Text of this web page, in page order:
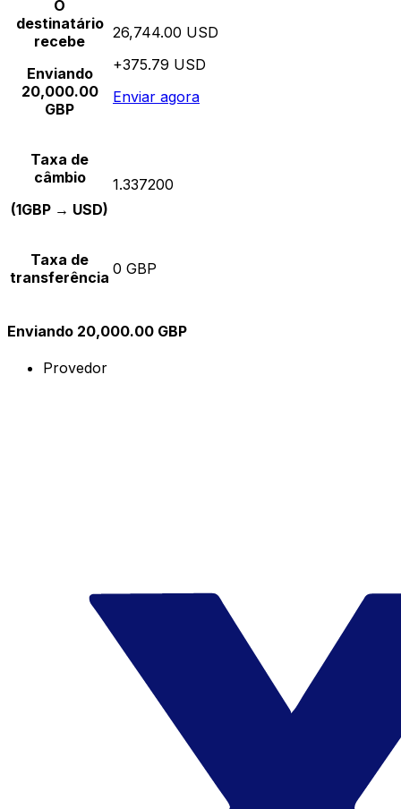
O
destinatário
recebe
Enviando
20,000.00
GBP
26,744.00 USD
+375.79 USD
Enviar agora
Taxa de
câmbio
(1GBP → USD)
1.337200
Taxa de
transferência 0 GBP
Enviando 20,000.00 GBP
Provedor